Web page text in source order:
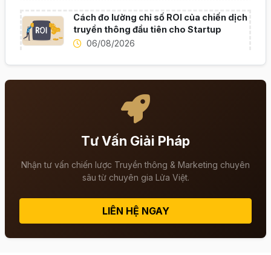
Cách đo lường chỉ số ROI của chiến dịch
truyền thông đầu tiên cho Startup
06/08/2026
Tư Vấn Giải Pháp
Nhận tư vấn chiến lược Truyền thông & Marketing chuyên
sâu từ chuyên gia Lửa Việt.
LIÊN HỆ NGAY